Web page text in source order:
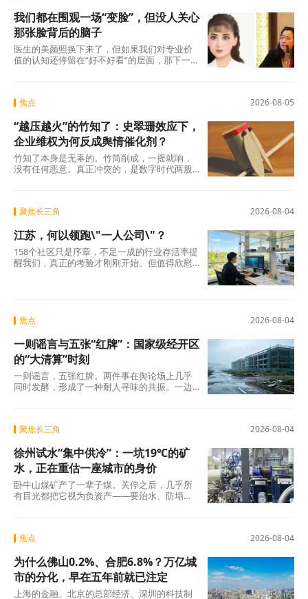
我们都在围观一场“变脸”，但没人关心
那张脸背后的脑子
医生的美颜照换下来了，但如果我们对专业价
值的认知还停留在“好不好看”的层面，那下一
2026-08-05
焦点
“越压越火”的竹知了：史翠珊效应下，
企业维权为何反成舆情催化剂？
竹知了本身是无辜的。竹筒削成，一摇就响，
没有任何恶意。真正冲突的，是数字时代两股
2026-08-04
聚焦长三角
江苏，何以领跑\"一人公司\"？
158个社区只是序章，不足一成的行业存活率提
醒我们，真正的考验才刚刚开始。但值得欣慰
2026-08-04
焦点
一则谣言与五张“红牌”：国家级经开区
的“大清算”时刻
一则谣言，五张红牌。两件事在舆论场上几乎
同时发酵，形成了一种耐人寻味的共振。一边
2026-08-04
聚焦长三角
徐州试水“集中供冷”：一坑19℃的矿
水，正在重估一座城市的身价
卧牛山煤矿产了一辈子煤。关停之后，几乎所
有目光都把它视为负资产——要治水、防塌
2026-08-04
焦点
为什么佛山0.2%、合肥6.8%？万亿城
市的分化，早在五年前就已注定
上海的金融、北京的总部经济、深圳的科技制